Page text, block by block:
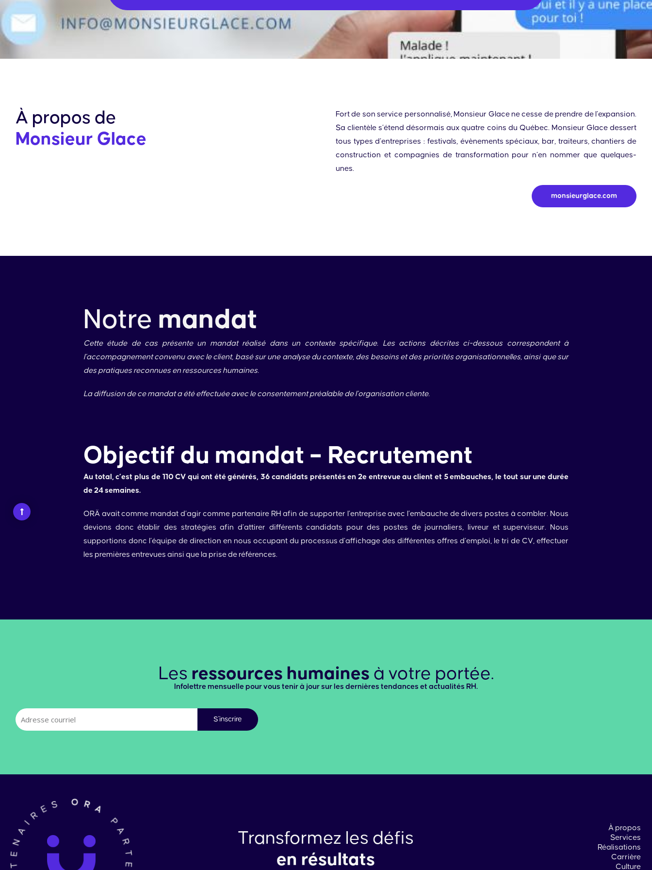
À propos de
Monsieur Glace
Fort de son service personnalisé, Monsieur Glace ne cesse de prendre de l’expansion.
Sa clientèle s’étend désormais aux quatre coins du Québec. Monsieur Glace dessert
tous types d’entreprises : festivals, évènements spéciaux, bar, traiteurs, chantiers de
construction et compagnies de transformation pour n’en nommer que quelques-
unes.
monsieurglace.com
Notre mandat
Cette étude de cas présente un mandat réalisé dans un contexte spécifique. Les actions décrites ci-dessous correspondent à
l’accompagnement convenu avec le client, basé sur une analyse du contexte, des besoins et des priorités organisationnelles, ainsi que sur
des pratiques reconnues en ressources humaines.
La diffusion de ce mandat a été effectuée avec le consentement préalable de l’organisation cliente.
Objectif du mandat – Recrutement
Au total, c’est plus de 110 CV qui ont été générés, 36 candidats présentés en 2e entrevue au client et 5 embauches, le tout sur une durée
de 24 semaines.
ORÄ avait comme mandat d’agir comme partenaire RH afin de supporter l’entreprise avec l’embauche de divers postes à combler. Nous
devions donc établir des stratégies afin d’attirer différents candidats pour des postes de journaliers, livreur et superviseur. Nous
supportions donc l’équipe de direction en nous occupant du processus d’affichage des différentes offres d’emploi, le tri de CV, effectuer
les premières entrevues ainsi que la prise de références.
Les ressources humaines à votre portée.
Infolettre mensuelle pour vous tenir à jour sur les dernières tendances et actualités RH.
Adresse
courriel
S'inscrire
Transformez les défis
en résultats
À propos
Services
Réalisations
Carrière
Culture